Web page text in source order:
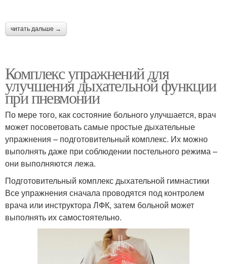
читать дальше →
Комплекс упражнений для
улучшения дыхательной функции
при пневмонии
По мере того, как состояние больного улучшается, врач
может посоветовать самые простые дыхательные
упражнения – подготовительный комплекс. Их можно
выполнять даже при соблюдении постельного режима –
они выполняются лежа.
Подготовительный комплекс дыхательной гимнастики
Все упражнения сначала проводятся под контролем
врача или инструктора ЛФК, затем больной может
выполнять их самостоятельно.